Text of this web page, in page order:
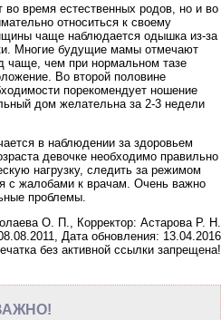
время естественных родов, но и во
относиться к своему
чаще наблюдается одышка из-за
Многие будущие мамы отмечают
чем при нормальном тазе
Во второй половине
порекомендует ношение
дом желательна за 2-3 недели
в наблюдении за здоровьем
девочке необходимо правильно
нагрузку, следить за режимом
с жалобами к врачам. Очень важно
проблемы.
О. П., Корректор: Астарова Р. Н.
Дата обновления: 13.04.2016
без активной ссылки запрещена!